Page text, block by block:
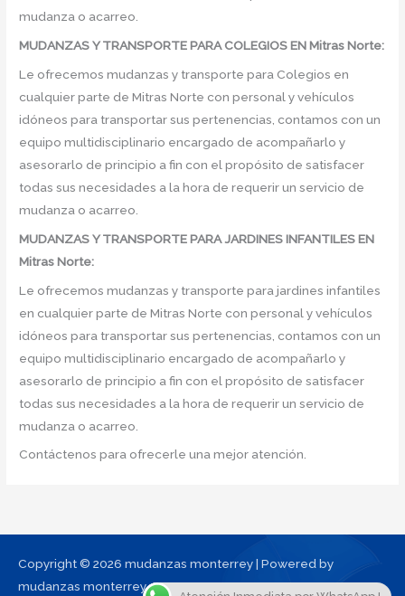
mudanza o acarreo.
MUDANZAS Y TRANSPORTE PARA COLEGIOS EN Mitras Norte:
Le ofrecemos mudanzas y transporte para Colegios en
cualquier parte de Mitras Norte con personal y vehículos
idóneos para transportar sus pertenencias, contamos con un
equipo multidisciplinario encargado de acompañarlo y
asesorarlo de principio a fin con el propósito de satisfacer
todas sus necesidades a la hora de requerir un servicio de
mudanza o acarreo.
MUDANZAS Y TRANSPORTE PARA JARDINES INFANTILES EN
Mitras Norte:
Le ofrecemos mudanzas y transporte para jardines infantiles
en cualquier parte de Mitras Norte con personal y vehículos
idóneos para transportar sus pertenencias, contamos con un
equipo multidisciplinario encargado de acompañarlo y
asesorarlo de principio a fin con el propósito de satisfacer
todas sus necesidades a la hora de requerir un servicio de
mudanza o acarreo.
Contáctenos para ofrecerle una mejor atención.
Copyright © 2026 mudanzas monterrey | Powered by
mudanzas monterrey